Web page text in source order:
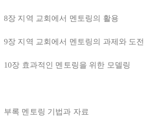
8장 지역 교회에서 멘토링의 활용
9장 지역 교회에서 멘토링의 과제와 도전
10장 효과적인 멘토링을 위한 모델링
부록 멘토링 기법과 자료